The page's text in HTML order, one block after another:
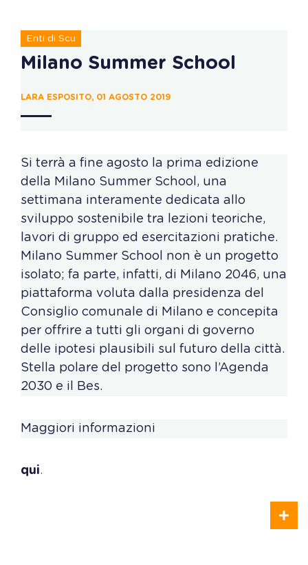
Enti di Scu
Milano Summer School
LARA ESPOSITO, 01 AGOSTO 2019
Si terrà a fine agosto la prima edizione
della Milano Summer School, una
settimana interamente dedicata allo
sviluppo sostenibile tra lezioni teoriche,
lavori di gruppo ed esercitazioni pratiche.
Milano Summer School non è un progetto
isolato; fa parte, infatti, di Milano 2046, una
piattaforma voluta dalla presidenza del
Consiglio comunale di Milano e concepita
per offrire a tutti gli organi di governo
delle ipotesi plausibili sul futuro della città.
Stella polare del progetto sono l’Agenda
2030 e il Bes.
Maggiori informazioni
qui.